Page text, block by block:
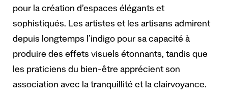
pour la création d’espaces élégants et
sophistiqués. Les artistes et les artisans admirent
depuis longtemps l’indigo pour sa capacité à
produire des effets visuels étonnants, tandis que
les praticiens du bien-être apprécient son
association avec la tranquillité et la clairvoyance.